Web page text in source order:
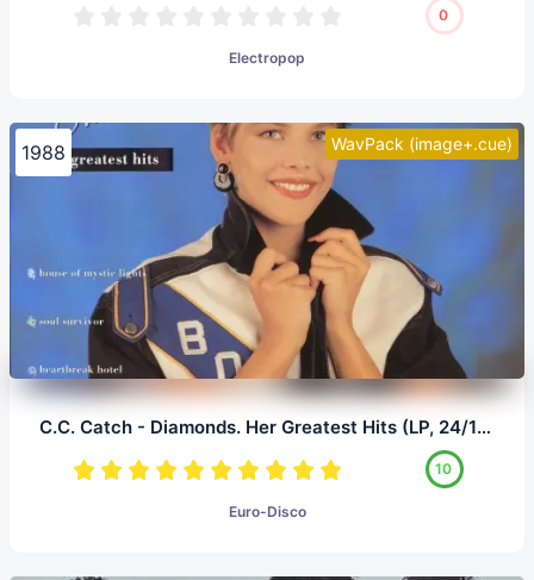
0
Electropop
WavPack (image+.cue)
1988
C.C. Catch - Diamonds. Her Greatest Hits (LP, 24/192.0)
10
Euro-Disco